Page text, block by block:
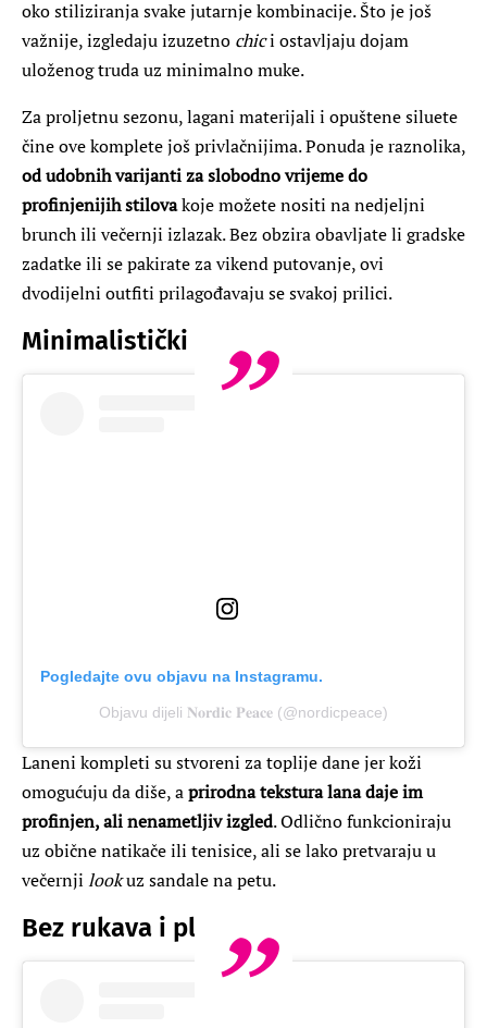
oko stiliziranja svake jutarnje kombinacije. Što je još
važnije, izgledaju izuzetno chici ostavljaju dojam
uloženog truda uz minimalno muke.
Za proljetnu sezonu, lagani materijali i opuštene siluete
čine ove komplete još privlačnijima. Ponuda je raznolika,
od udobnih varijanti za slobodno vrijeme do
profinjenijih stilovakoje možete nositi na nedjeljni
brunch ili večernji izlazak. Bez obzira obavljate li gradske
zadatke ili se pakirate za vikend putovanje, ovi
dvodijelni outfiti prilagođavaju se svakoj prilici.
Minimalistički adut
Pogledajte ovu objavu na Instagramu.
Objavu dijeli 𝐍𝐨𝐫𝐝𝐢𝐜 𝐏𝐞𝐚𝐜𝐞 (@nordicpeace)
Laneni kompleti su stvoreni za toplije dane jer koži
omogućuju da diše, aprirodna tekstura lana daje im
profinjen, ali nenametljiv izgled. Odlično funkcioniraju
uz obične natikače ili tenisice, ali se lako pretvaraju u
večernji lookuz sandale na petu.
Bez rukava i pleteno